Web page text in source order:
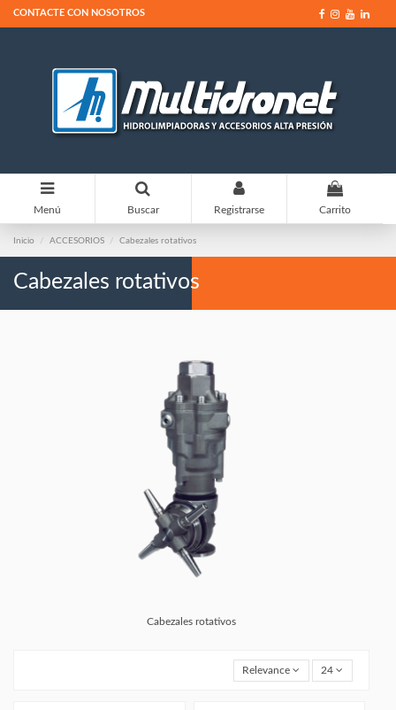
CONTACTE CON NOSOTROS
Menú Buscar Registrarse
0
Carrito
Inicio ACCESORIOS Cabezales rotativos
Cabezales rotativos
Cabezales rotativos
Relevance 24